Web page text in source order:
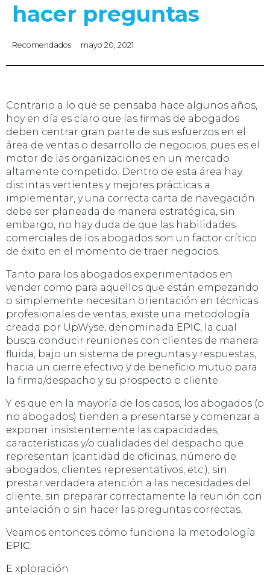
hacer preguntas
Recomendados mayo 20, 2021
Contrario a lo que se pensaba hace algunos años,
hoy en día es claro que las firmas de abogados
deben centrar gran parte de sus esfuerzos en el
área de ventas o desarrollo de negocios, pues es el
motor de las organizaciones en un mercado
altamente competido. Dentro de esta área hay
distintas vertientes y mejores prácticas a
implementar, y una correcta carta de navegación
debe ser planeada de manera estratégica, sin
embargo, no hay duda de que las habilidades
comerciales de los abogados son un factor crítico
de éxito en el momento de traer negocios.
Tanto para los abogados experimentados en
vender como para aquellos que están empezando
o simplemente necesitan orientación en técnicas
profesionales de ventas, existe una metodología
creada por UpWyse, denominada EPIC, la cual
busca conducir reuniones con clientes de manera
fluida, bajo un sistema de preguntas y respuestas,
hacia un cierre efectivo y de beneficio mutuo para
la firma/despacho y su prospecto o cliente.
Y es que en la mayoría de los casos, los abogados (o
no abogados) tienden a presentarse y comenzar a
exponer insistentemente las capacidades,
características y/o cualidades del despacho que
representan (cantidad de oficinas, número de
abogados, clientes representativos, etc.), sin
prestar verdadera atención a las necesidades del
cliente, sin preparar correctamente la reunión con
antelación o sin hacer las preguntas correctas.
Veamos entonces cómo funciona la metodología
EPIC:
E xploración